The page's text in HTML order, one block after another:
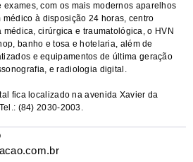
com os mais modernos aparelhos
à disposição 24 horas, centro
cirúrgica e traumatológica, o HVN
banho e tosa e hotelaria, além de
e equipamentos de última geração
e radiologia digital.
fica localizado na avenida Xavier da
(84) 2030-2003.